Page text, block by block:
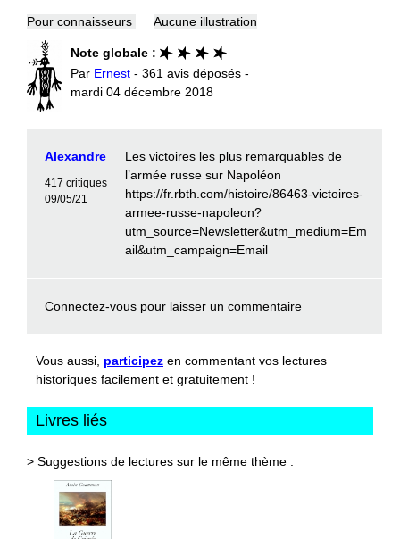
Pour connaisseurs Aucune illustration
Note globale :
Par Ernest- 361 avis déposés -
mardi 04 décembre 2018
Alexandre
417 critiques
09/05/21
Les victoires les plus remarquables de
l’armée russe sur Napoléon
https://fr.rbth.com/histoire/86463-victoires-
armee-russe-napoleon?
utm_source=Newsletter&utm_medium=Em
ail&utm_campaign=Email
Connectez-vous pour laisser un commentaire
Vous aussi, participez en commentant vos lectures
historiques facilement et gratuitement !
Livres liés
> Suggestions de lectures sur le même thème :